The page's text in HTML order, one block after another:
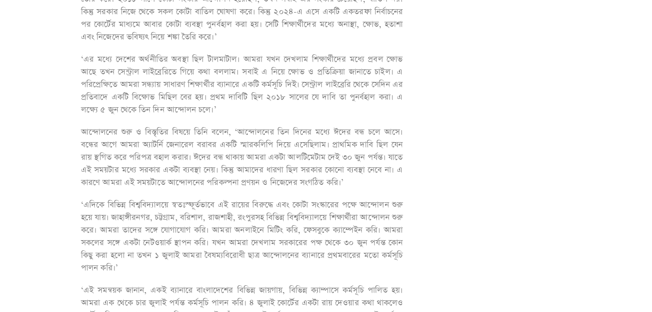
কিন্তু সরকার নিজে থেকে সকল কোটা বাতিল ঘোষণা করে। কিন্তু ২০২৪-এ এসে একটি একতরফা নির্বাচনের
পর কোর্টের মাধ্যমে আবার কোটা ব্যবস্থা পুনর্বহাল করা হয়। সেটি শিক্ষার্থীদের মধ্যে অনাস্থা, ক্ষোভ, হতাশা
এবং নিজেদের ভবিষ্যৎ নিয়ে শঙ্কা তৈরি করে।’
‘এর মধ্যে দেশের অর্থনীতির অবস্থা ছিল টালমাটাল। আমরা যখন দেখলাম শিক্ষার্থীদের মধ্যে প্রবল ক্ষোভ
আছে তখন সেন্ট্রাল লাইব্রেরিতে গিয়ে কথা বললাম। সবাই এ নিয়ে ক্ষোভ ও প্রতিক্রিয়া জানাতে চাইল। এ
পরিপ্রেক্ষিতে আমরা সন্ধ্যায় সাধারণ শিক্ষার্থীর ব্যানারে একটি কর্মসূচি দিই। সেন্ট্রাল লাইব্রেরি থেকে সেদিন এর
প্রতিবাদে একটি বিক্ষোভ মিছিল বের হয়। প্রথম দাবিটি ছিল ২০১৮ সালের যে দাবি তা পুনর্বহাল করা। এ
লক্ষ্যে ৫ জুন থেকে তিন দিন আন্দোলন চলে।’
আন্দোলনের শুরু ও বিস্তৃতির বিষয়ে তিনি বলেন, ‘আন্দোলনের তিন দিনের মধ্যে ঈদের বন্ধ চলে আসে।
বন্ধের আগে আমরা অ্যাটর্নি জেনারেল বরাবর একটি স্মারকলিপি দিয়ে এসেছিলাম। প্রাথমিক দাবি ছিল যেন
রায় স্থগিত করে পরিপত্র বহাল করার। ঈদের বন্ধ থাকায় আমরা একটা আলটিমেটাম দেই ৩০ জুন পর্যন্ত। যাতে
এই সময়টার মধ্যে সরকার একটা ব্যবস্থা নেয়। কিন্তু আমাদের ধারণা ছিল সরকার কোনো ব্যবস্থা নেবে না। এ
কারণে আমরা এই সময়টাতে আন্দোলনের পরিকল্পনা প্রণয়ন ও নিজেদের সংগঠিত করি।’
‘এদিকে বিভিন্ন বিশ্ববিদ্যালয়ে স্বতঃস্ফূর্তভাবে এই রায়ের বিরুদ্ধে এবং কোটা সংস্কারের পক্ষে আন্দোলন শুরু
হয়ে যায়। জাহাঙ্গীরনগর, চট্টগ্রাম, বরিশাল, রাজশাহী, রংপুরসহ বিভিন্ন বিশ্ববিদ্যালয়ে শিক্ষার্থীরা আন্দোলন শুরু
করে। আমরা তাদের সঙ্গে যোগাযোগ করি। আমরা অনলাইনে মিটিং করি, ফেসবুকে ক্যাম্পেইন করি। আমরা
সকলের সঙ্গে একটা নেটওয়ার্ক স্থাপন করি। যখন আমরা দেখলাম সরকারের পক্ষ থেকে ৩০ জুন পর্যন্ত কোন
কিছু করা হলো না তখন ১ জুলাই আমরা বৈষম্যবিরোধী ছাত্র আন্দোলনের ব্যানারে প্রথমবারের মতো কর্মসূচি
পালন করি।’
‘এই সমন্বয়ক জানান, একই ব্যানারে বাংলাদেশের বিভিন্ন জায়গায়, বিভিন্ন ক্যাম্পাসে কর্মসূচি পালিত হয়।
আমরা এক থেকে চার জুলাই পর্যন্ত কর্মসূচি পালন করি। ৪ জুলাই কোর্টের একটা রায় দেওয়ার কথা থাকলেও